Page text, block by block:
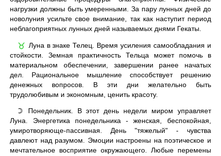
нагрузки должны быть умеренными. За пару лунных дней до
новолуния усильте свое внимание, так как наступит период
неблагоприятных лунных дней называемых днями Гекаты.
♉ Луна в знаке Телец. Время усиления самообладания и
стойкости. Земная практичность Тельца может помочь в
материальном обеспечении, завершении ранее начатых
дел. Рациональное мышление способствует решению
денежных вопросов. В эти дни желательно быть
трудолюбивым и экономным, ценить красоту.
☽
Понедельник. В этот день недели миром управляет
Луна. Энергетика понедельника - женская, беспокойная,
умиротворяюще-пассивная. День "тяжелый" - чувства
давлеют над разумом. Эмоции настроены на поэтическое и
мечтательное восприятие окружающего. Любые перемены